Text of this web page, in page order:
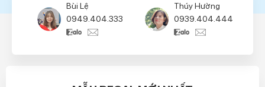
Bùi Lệ
0949.404.333
Thúy Hường
0939.404.444